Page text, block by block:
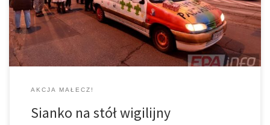
ognisko, przy którym można było się ogrzać i zjeść upieczoną
przez siebie kiełbaskę. Natomiast nasze […]
AKCJA MAŁECZ!
Sianko na stół wigilijny